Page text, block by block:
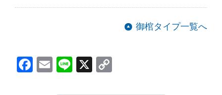
御棺タイプ一覧へ
Facebook
EmailLine
X